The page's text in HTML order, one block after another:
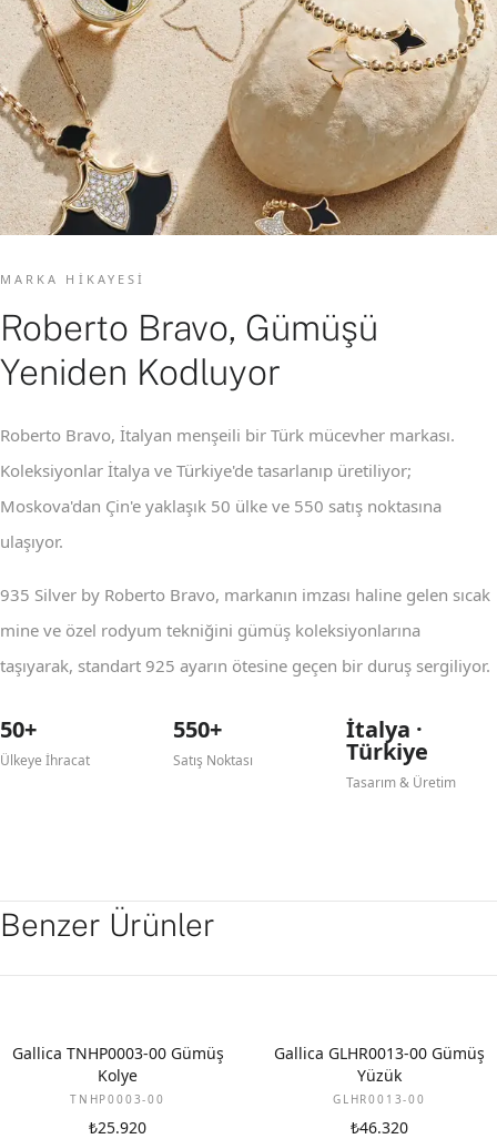
MARKA HIKAYESI
Roberto Bravo, Gümüşü
Yeniden Kodluyor
Roberto Bravo, İtalyan menşeili bir Türk mücevher markası.
Koleksiyonlar İtalya ve Türkiye'de tasarlanıp üretiliyor;
Moskova'dan Çin'e yaklaşık 50 ülke ve 550 satış noktasına
ulaşıyor.
935 Silver by Roberto Bravo, markanın imzası haline gelen sıcak
mine ve özel rodyum tekniğini gümüş koleksiyonlarına
taşıyarak, standart 925 ayarın ötesine geçen bir duruş sergiliyor.
50+
Ülkeye İhracat
550+
Satış Noktası
İtalya ·
Türkiye
Tasarım & Üretim
Benzer Ürünler
Gallica TNHP0003-00 Gümüş
Kolye
TNHP0003-00
₺25.920
Gallica GLHR0013-00 Gümüş
Yüzük
GLHR0013-00
₺46.320